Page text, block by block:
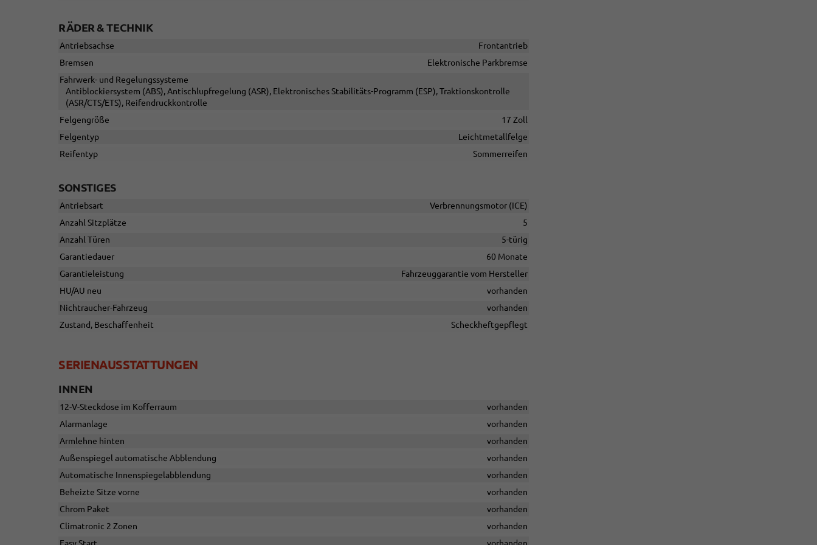
RÄDER & TECHNIK
Antriebsachse
Frontantrieb
Bremsen
Elektronische Parkbremse
Fahrwerk- und Regelungssysteme
Antiblockiersystem (ABS), Antischlupfregelung (ASR), Elektronisches Stabilitäts-Programm (ESP), Traktionskontrolle
(ASR/CTS/ETS), Reifendruckkontrolle
Felgengröße
17 Zoll
Felgentyp
Leichtmetallfelge
Reifentyp
Sommerreifen
SONSTIGES
Antriebsart
Verbrennungsmotor (ICE)
Anzahl Sitzplätze
5
Anzahl Türen
5-türig
Garantiedauer
60 Monate
Garantieleistung
Fahrzeuggarantie vom Hersteller
HU/AU neu
vorhanden
Nichtraucher-Fahrzeug
vorhanden
Zustand, Beschaffenheit
Scheckheftgepflegt
SERIENAUSSTATTUNGEN
INNEN
12-V-Steckdose im Kofferraum
vorhanden
Alarmanlage
vorhanden
Armlehne hinten
vorhanden
Außenspiegel automatische Abblendung
vorhanden
Automatische Innenspiegelabblendung
vorhanden
Beheizte Sitze vorne
vorhanden
Chrom Paket
vorhanden
Climatronic 2 Zonen
vorhanden